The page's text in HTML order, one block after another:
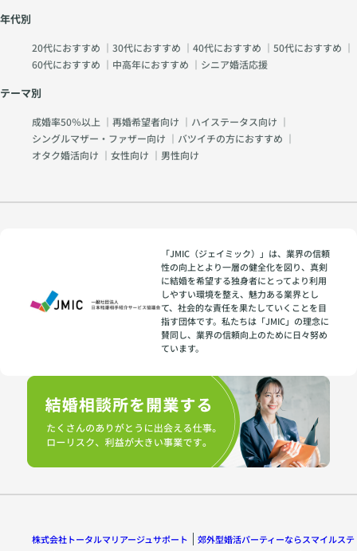
年代別
20代におすすめ ｜ 30代におすすめ ｜ 40代におすすめ ｜ 50代におすすめ ｜
60代におすすめ ｜ 中高年におすすめ ｜ シニア婚活応援
テーマ別
成婚率50％以上 ｜ 再婚希望者向け ｜ ハイステータス向け ｜
シングルマザー・ファザー向け ｜ バツイチの方におすすめ ｜
オタク婚活向け ｜ 女性向け ｜ 男性向け
「JMIC（ジェイミック）」は、業界の信頼
性の向上とより一層の健全化を図り、真剣
に結婚を希望する独身者にとってより利用
しやすい環境を整え、魅力ある業界とし
て、社会的な責任を果たしていくことを目
指す団体です。私たちは「JMIC」の理念に
賛同し、業界の信頼向上のために日々努め
ています。
株式会社トータルマリアージュサポート
郊外型婚活パーティーならスマイルステ